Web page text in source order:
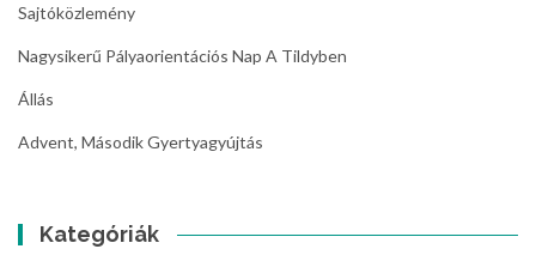
Sajtóközlemény
Nagysikerű Pályaorientációs Nap A Tildyben
Állás
Advent, Második Gyertyagyújtás
Kategóriák